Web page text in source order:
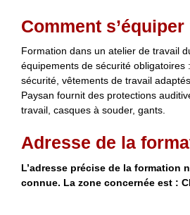
Comment s’équiper
Formation dans un atelier de travail
équipements de sécurité obligatoires
sécurité, vêtements de travail
Paysan fournit des protections
travail, casques à souder, gants.
Adresse de la
L’adresse précise de la formation
connue. La zone concernée est :